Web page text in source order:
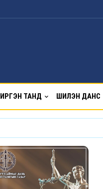
ИРГЭН ТАНД ШИЛЭН ДАНС